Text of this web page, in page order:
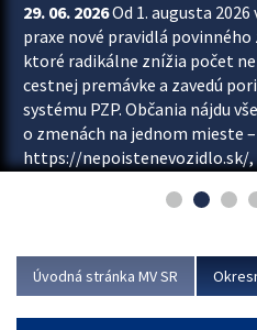
29. 06. 2026Od 1. augusta
praxe nové pravidlá
ktoré radikálne znížia počet
cestnej premávke a zavedú
systému PZP. Občania nájdu
o zmenách na jednom mieste
https://nepoistenevozidlo.sk/,
asociácie poisťovní (SLASPO)
Viac
Úvodná stránka MV SR